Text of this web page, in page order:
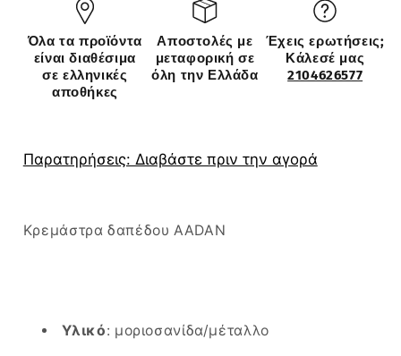
Λευκό
Μοριοσανίδα/
Μέταλλο
93.5x36x120cm
Μοριοσανίδα/
Μέταλλο
93.5x36x120cm
Όλα τα προϊόντα
είναι διαθέσιμα
σε ελληνικές
αποθήκες
Αποστολές με
μεταφορική σε
όλη την Ελλάδα
Έχεις ερωτήσεις;
Κάλεσέ μας
2104626577
Παρατηρήσεις: Διαβάστε πριν την αγορά
Κρεμάστρα δαπέδου AADAN
Υλικό: μοριοσανίδα/μέταλλο